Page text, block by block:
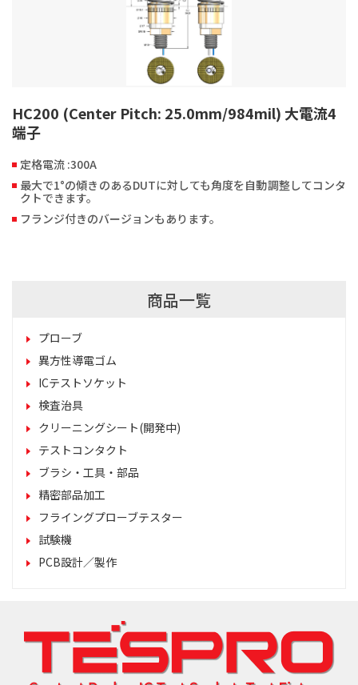
HC200 (Center Pitch: 25.0mm/984mil) 大電流4
端子
定格電流 :300A
最大で1°の傾きのあるDUTに対しても角度を自動調整してコンタ
クトできます。
フランジ付きのバージョンもあります。
商品一覧
プローブ
異方性導電ゴム
ICテストソケット
検査治具
クリーニングシート(開発中)
テストコンタクト
ブラシ・工具・部品
精密部品加工
フライングプローブテスター
試験機
PCB設計／製作